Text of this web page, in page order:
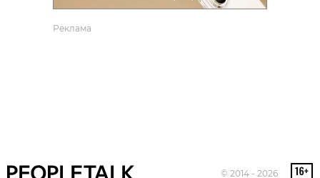
Реклама
© 2014 - 2026